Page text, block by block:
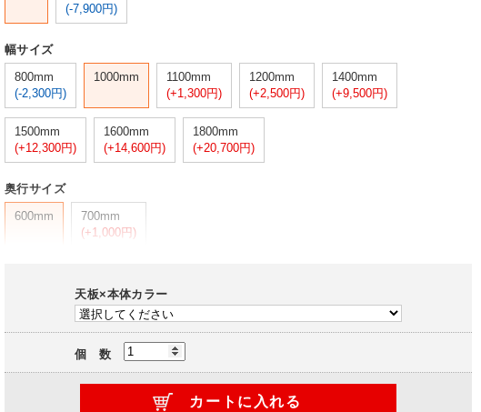
(-7,900円)
幅サイズ
800mm
(-2,300円)
1000mm
1100mm
(+1,300円)
1200mm
(+2,500円)
1400mm
(+9,500円)
1500mm
(+12,300円)
1600mm
(+14,600円)
1800mm
(+20,700円)
奥行サイズ
600mm
700mm
(+1,000円)
天板×本体カラー
個 数